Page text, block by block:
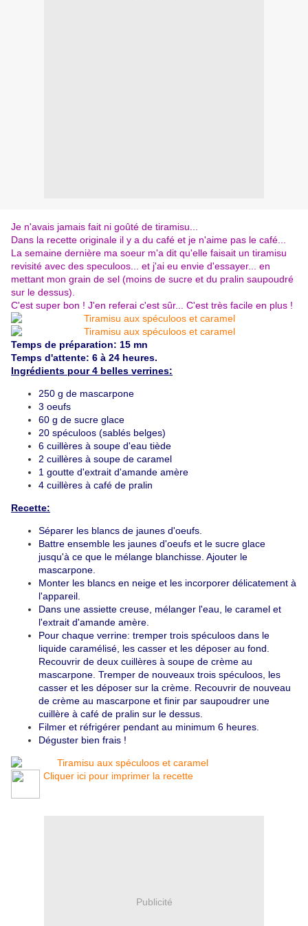
Je n'avais jamais fait ni goûté de tiramisu...
Dans la recette originale il y a du café et je n'aime pas le café...
La semaine dernière ma soeur m'a dit qu'elle faisait un tiramisu
revisité avec des speculoos... et j'ai eu envie d'essayer... en
mettant mon grain de sel (moins de sucre et du pralin saupoudré
sur le dessus).
C'est super bon ! J'en referai c'est sûr... C'est très facile en plus !
Temps de préparation: 15 mn
Temps d'attente: 6 à 24 heures.
Ingrédients pour 4 belles verrines:
250 g de mascarpone
3 oeufs
60 g de sucre glace
20 spéculoos (sablés belges)
6 cuillères à soupe d'eau tiède
2 cuillères à soupe de caramel
1 goutte d'extrait d'amande amère
4 cuillères à café de pralin
Recette:
Séparer les blancs de jaunes d'oeufs.
Battre ensemble les jaunes d'oeufs et le sucre glace
jusqu'à ce que le mélange blanchisse. Ajouter le
mascarpone.
Monter les blancs en neige et les incorporer délicatement à
l'appareil.
Dans une assiette creuse, mélanger l'eau, le caramel et
l'extrait d'amande amère.
Pour chaque verrine: tremper trois spéculoos dans le
liquide caramélisé, les casser et les déposer au fond.
Recouvrir de deux cuillères à soupe de crème au
mascarpone. Tremper de nouveaux trois spéculoos, les
casser et les déposer sur la crème. Recouvrir de nouveau
de crème au mascarpone et finir par saupoudrer une
cuillère à café de pralin sur le dessus.
Filmer et réfrigérer pendant au minimum 6 heures.
Déguster bien frais !
Cliquer ici pour imprimer la recette
Publicité